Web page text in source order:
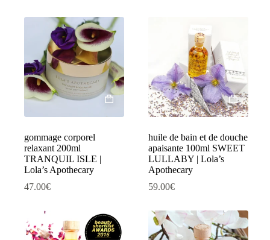
gommage corporel
relaxant 200ml
TRANQUIL ISLE |
Lola’s Apothecary
47.00€
huile de bain et de douche
apaisante 100ml SWEET
LULLABY | Lola’s
Apothecary
59.00€